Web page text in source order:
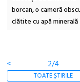
borcan, o cameră
clătite cu apă minerală
< 2/4
TOATE ȘTIRILE